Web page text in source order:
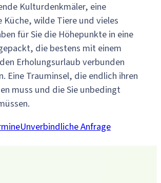
Kulturdenkmäler, eine
Küche, wilde Tiere und vieles
für Sie die Höhepunkte in eine
die bestens mit einem
Erholungsurlaub verbunden
Eine Trauminsel, die endlich ihren
muss und die Sie unbedingt
Unverbindliche Anfrage